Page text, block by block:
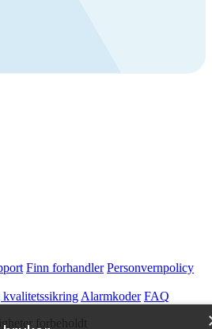
Finn forhandler Personvernpolicy
Alarmkoder FAQ
forbeholdt